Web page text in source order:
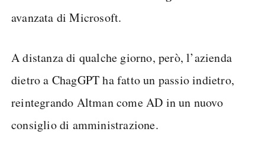
avanzata di Microsoft.
A distanza di qualche giorno, però, l’azienda
dietro a ChagGPT ha fatto un passio indietro,
reintegrando Altman come AD in un nuovo
consiglio di amministrazione.